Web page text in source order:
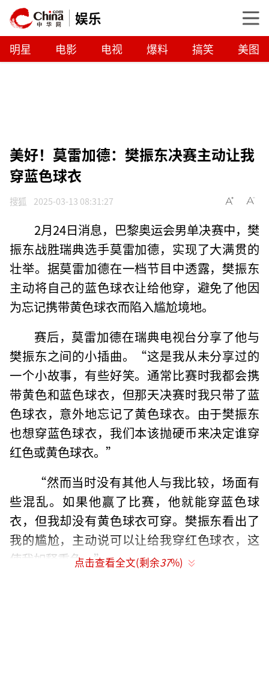
娱乐
明星 电影 电视 爆料 搞笑 美图
美好！莫雷加德：樊振东决赛主动让我
穿蓝色球衣
搜狐 2025-03-13 08:31:27
2月24日消息，巴黎奥运会男单决赛中，樊
振东战胜瑞典选手莫雷加德，实现了大满贯的
壮举。据莫雷加德在一档节目中透露，樊振东
主动将自己的蓝色球衣让给他穿，避免了他因
为忘记携带黄色球衣而陷入尴尬境地。
赛后，莫雷加德在瑞典电视台分享了他与
樊振东之间的小插曲。“这是我从未分享过的
一个小故事，有些好笑。通常比赛时我都会携
带黄色和蓝色球衣，但那天决赛时我只带了蓝
色球衣，意外地忘记了黄色球衣。由于樊振东
也想穿蓝色球衣，我们本该抛硬币来决定谁穿
红色或黄色球衣。”
“然而当时没有其他人与我比较，场面有
些混乱。如果他赢了比赛，他就能穿蓝色球
衣，但我却没有黄色球衣可穿。樊振东看出了
我的尴尬，主动说可以让给我穿红色球衣，这
使我如释重负。”点击查看全文(剩余37%)